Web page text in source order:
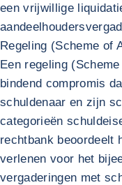
een vrijwillige
Regeling (Scheme of
Een regeling
bindend compromis
schuldenaar en zijn
categorieën
rechtbank beoordeelt
verlenen voor het
vergaderingen met